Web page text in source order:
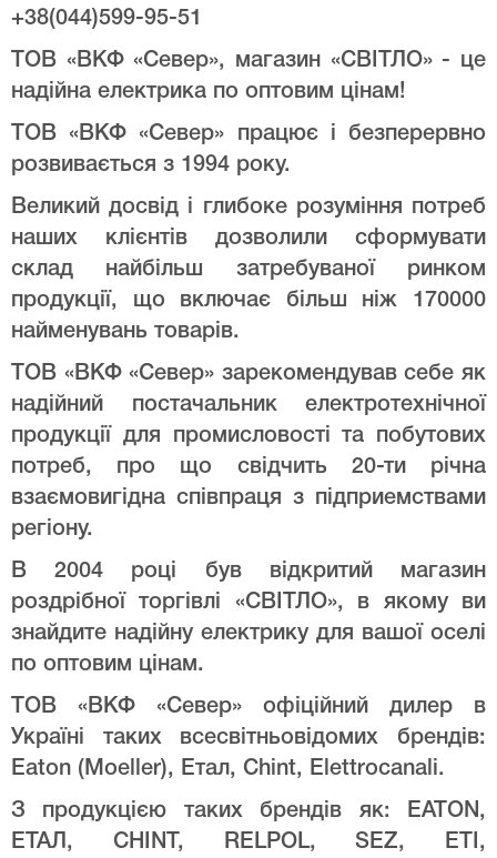
+38(044)599-95-51
ТОВ «ВКФ «Север», магазин «СВІТЛО» - це
надійна електрика по оптовим цінам!
ТОВ «ВКФ «Север» працює і безперервно
розвивається з 1994 року.
Великий досвід і глибоке розуміння потреб
наших клієнтів дозволили сформувати
склад найбільш затребуваної ринком
продукції, що включає більш ніж 170000
найменувань товарів.
ТОВ «ВКФ «Север» зарекомендував себе як
надійний постачальник електротехнічної
продукції для промисловості та побутових
потреб, про що свідчить 20-ти річна
взаємовигідна співпраця з підприемствами
регіону.
В 2004 році був відкритий магазин
роздрібної торгівлі «СВІТЛО», в якому ви
знайдите надійну електрику для вашої оселі
по оптовим цінам.
ТОВ «ВКФ «Север» офіційний дилер в
Україні таких всесвітньовідомих брендів:
Eaton (Moeller), Етал, Chint, Elettrocanali.
З продукцією таких брендів як: EATON,
ЕТАЛ, CHINT, RELPOL, SEZ, ETI,